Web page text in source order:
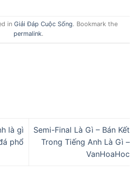
in Giải Đáp Cuộc Sống. Bookmark the
permalink.
là gì
phổ
Semi-Final Là Gì – Bán Kết
Trong Tiếng Anh Là Gì –
VanHoaHoc